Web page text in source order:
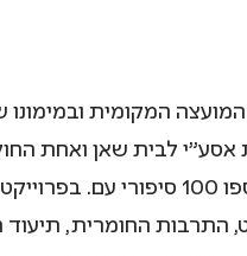
המקומית ובמימונו
לבית שאן ואחת
העיקריות באותה משלחת. העיירה שלומי היתה בשנים 1979 – 1981 "סדנת מחקר" של אוניברסיטת חיפה. במהלכה נאספו 100 סיפורי עם. בפרוייקט
התרבות החומרית, תיעוד